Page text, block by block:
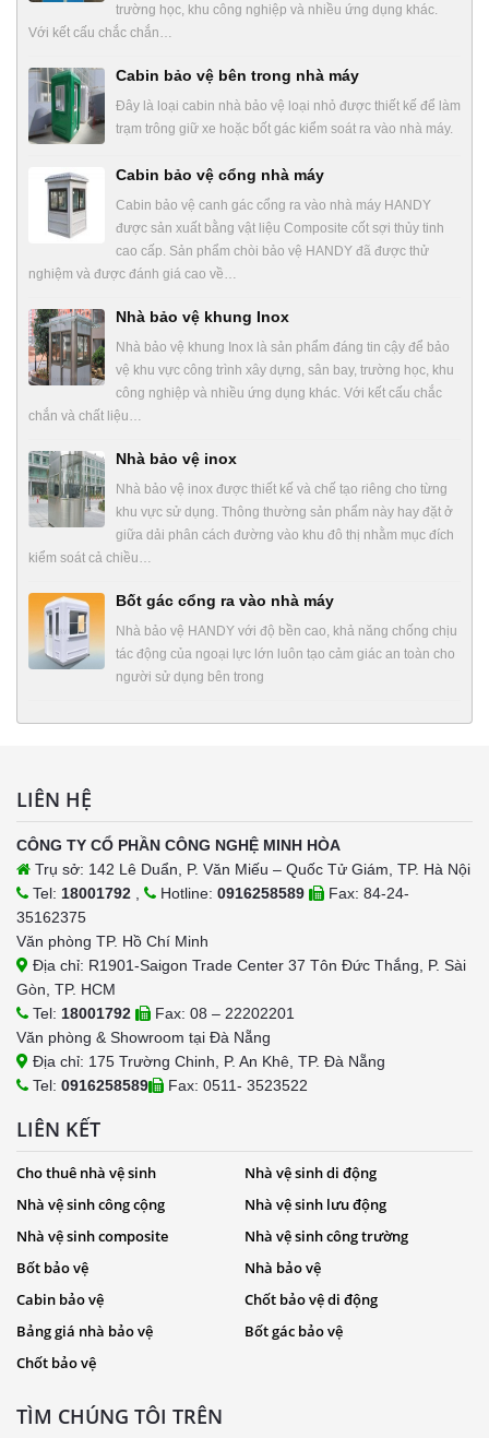
trường học, khu công nghiệp và nhiều ứng dụng khác.
Với kết cấu chắc chắn…
Cabin bảo vệ bên trong nhà máy
Đây là loại cabin nhà bảo vệ loại nhỏ được thiết kế để làm
trạm trông giữ xe hoặc bốt gác kiểm soát ra vào nhà máy.
Cabin bảo vệ cổng nhà máy
Cabin bảo vệ canh gác cổng ra vào nhà máy HANDY
được sản xuất bằng vật liệu Composite cốt sợi thủy tinh
cao cấp. Sản phẩm chòi bảo vệ HANDY đã được thử
nghiệm và được đánh giá cao về…
Nhà bảo vệ khung Inox
Nhà bảo vệ khung Inox là sản phẩm đáng tin cậy để bảo
vệ khu vực công trình xây dựng, sân bay, trường học, khu
công nghiệp và nhiều ứng dụng khác. Với kết cấu chắc
chắn và chất liệu…
Nhà bảo vệ inox
Nhà bảo vệ inox được thiết kế và chế tạo riêng cho từng
khu vực sử dụng. Thông thường sản phẩm này hay đặt ở
giữa dải phân cách đường vào khu đô thị nhằm mục đích
kiểm soát cả chiều…
Bốt gác cổng ra vào nhà máy
Nhà bảo vệ HANDY với độ bền cao, khả năng chống chịu
tác động của ngoại lực lớn luôn tạo cảm giác an toàn cho
người sử dụng bên trong
LIÊN HỆ
CÔNG TY CỔ PHẦN CÔNG NGHỆ MINH HÒA
Trụ sở: 142 Lê Duẩn, P. Văn Miếu – Quốc Tử Giám, TP. Hà Nội
Tel: 18001792 Hotline: 0916258589
Fax: 84-24-
35162375
Văn phòng TP. Hồ Chí Minh
Địa chỉ: R1901-Saigon Trade Center 37 Tôn Đức Thắng, P. Sài
Gòn, TP. HCM
Tel: 18001792
Fax: 08 – 22202201
Văn phòng & Showroom tại Đà Nẵng
Địa chỉ: 175 Trường Chinh, P. An Khê, TP. Đà Nẵng
Tel: 0916258589 Fax: 0511- 3523522
LIÊN KẾT
Cho thuê nhà vệ sinh
Nhà vệ sinh di động
Nhà vệ sinh công cộng
Nhà vệ sinh lưu động
Nhà vệ sinh composite
Nhà vệ sinh công trường
Bốt bảo vệ
Nhà bảo vệ
Cabin bảo vệ
Chốt bảo vệ di động
Bảng giá nhà bảo vệ
Bốt gác bảo vệ
Chốt bảo vệ
TÌM CHÚNG TÔI TRÊN